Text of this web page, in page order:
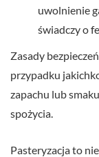
uwolnienie
świadczy o
Zasady
przypadku
zapachu lub
spożycia.
Pasteryzacja to